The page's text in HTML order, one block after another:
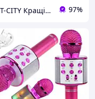
OPT-CITY Кращі ціни в інтернеті 97%